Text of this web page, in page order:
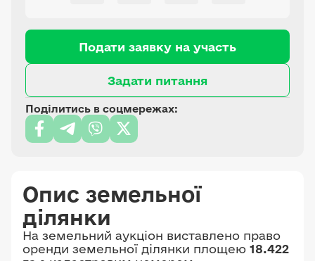
Подати заявку на участь
Задати питання
Поділитись в соцмережах:
Опис земельної
ділянки
На земельний аукціон виставлено право
оренди земельної ділянки площею 18.422